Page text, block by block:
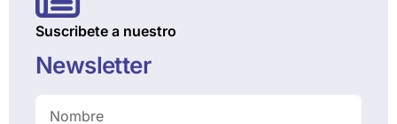
Suscribete a nuestro
Newsletter